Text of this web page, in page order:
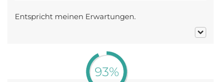
Entspricht meinen Erwartungen.
93%